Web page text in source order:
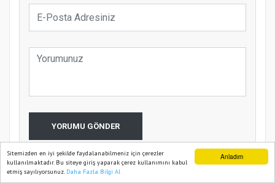
Anladım
Sitemizden en iyi şekilde faydalanabilmeniz için çerezler
kullanılmaktadır. Bu siteye giriş yaparak çerez kullanımını kabul
etmiş sayılıyorsunuz. Daha Fazla Bilgi Al
YORUMU GÖNDER
Ana Sayfa Web TV